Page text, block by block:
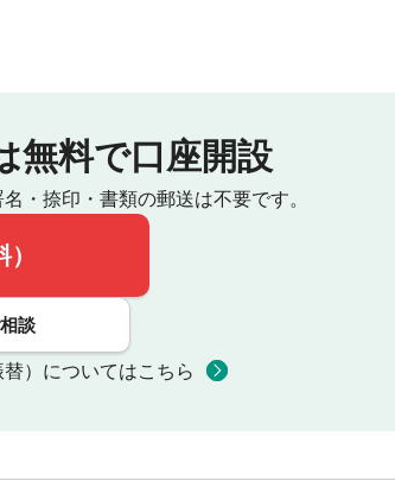
無料で口座開設
名・捺印・書類の郵送は不要です。
談
）についてはこちら